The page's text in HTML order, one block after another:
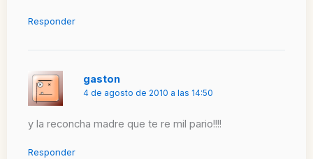
Responder
gaston
4 de agosto de 2010 a las 14:50
y la reconcha madre que te re mil pario!!!!
Responder